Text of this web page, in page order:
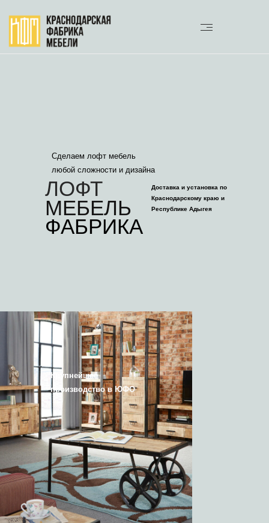
ЛОФТ
Сделаем лофт мебель
любой сложности и дизайна
МЕБЕЛЬ
ФАБРИКА
Крупнейшее
производство в ЮФО
Доставка и установка по
Краснодарскому краю и
Республике Адыгея